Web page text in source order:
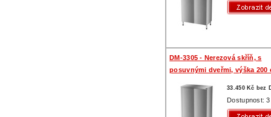
DM-3305 - Nerezová skříň, s
posuvnými dveřmi, výška 200
33.450 Kč bez
Dostupnost: